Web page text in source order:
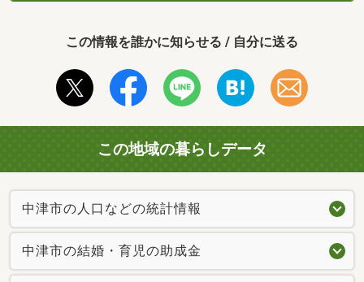
この情報を誰かに知らせる / 自分に送る
この地域の暮らしデータ
中津市の人口などの統計情報
中津市の結婚・育児の助成金